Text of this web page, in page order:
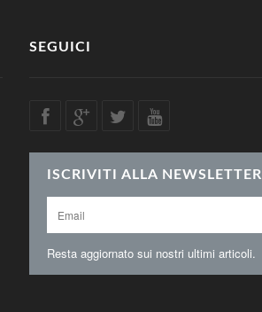
SEGUICI
ISCRIVITI ALLA NEWSLETTER
Resta aggiornato sui nostri ultimi articoli.